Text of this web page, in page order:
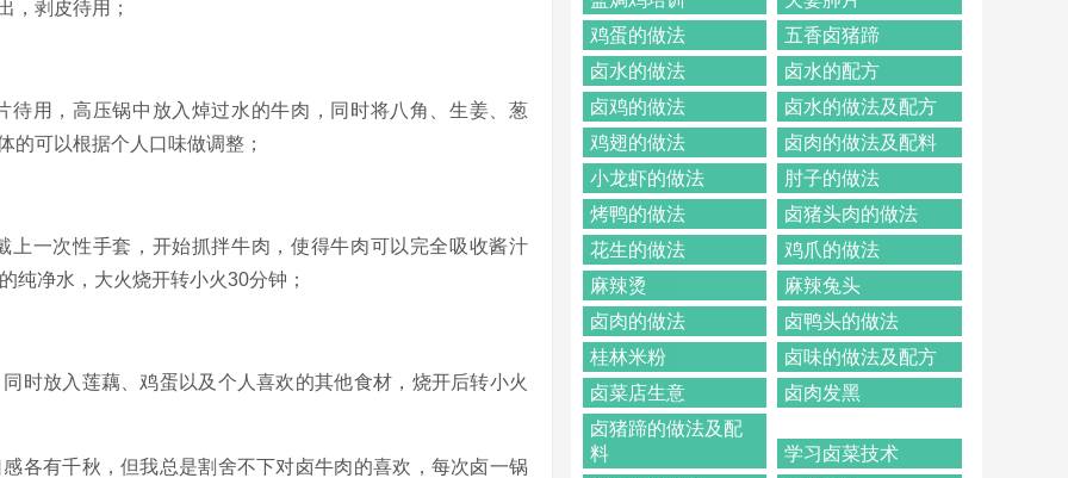
，剥皮待用；
用，高压锅中放入焯过水的牛肉，同时将八角、生姜、葱
的可以根据个人口味做调整；
一次性手套，开始抓拌牛肉，使得牛肉可以完全吸收酱汁
纯净水，大火烧开转小火30分钟；
时放入莲藕、鸡蛋以及个人喜欢的其他食材，烧开后转小火
各有千秋，但我总是割舍不下对卤牛肉的喜欢，每次卤一锅
鸡蛋的做法
五香卤猪蹄
卤水的做法
卤水的配方
卤鸡的做法
卤水的做法及配方
鸡翅的做法
卤肉的做法及配料
小龙虾的做法
肘子的做法
烤鸭的做法
卤猪头肉的做法
花生的做法
鸡爪的做法
麻辣烫
麻辣兔头
卤肉的做法
卤鸭头的做法
桂林米粉
卤味的做法及配方
卤菜店生意
卤肉发黑
卤猪蹄的做法及配
料
学习卤菜技术